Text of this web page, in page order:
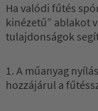
Ha valódi fűtés
kinézetű” ablakot
tulajdonságok
1. A műanyag
hozzájárul a